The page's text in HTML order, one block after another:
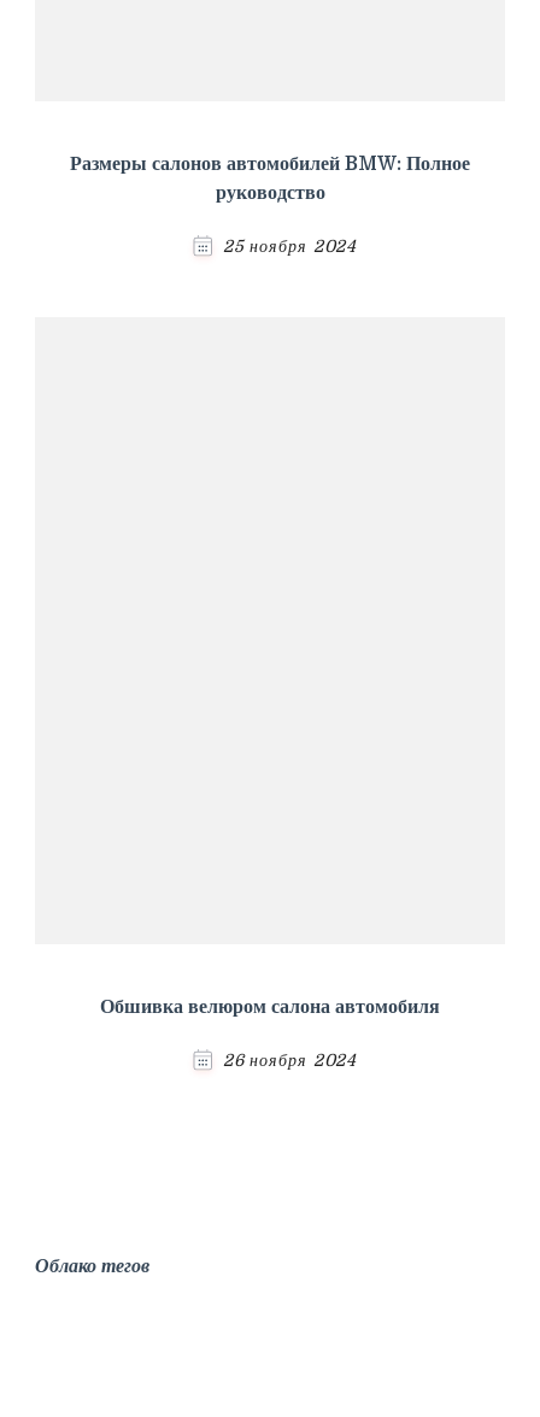
Размеры салонов автомобилей BMW: Полное
руководство
25 ноября 2024
Обшивка велюром салона автомобиля
26 ноября 2024
Облако тегов